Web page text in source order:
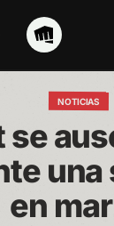
NOTICIAS
se
una
en